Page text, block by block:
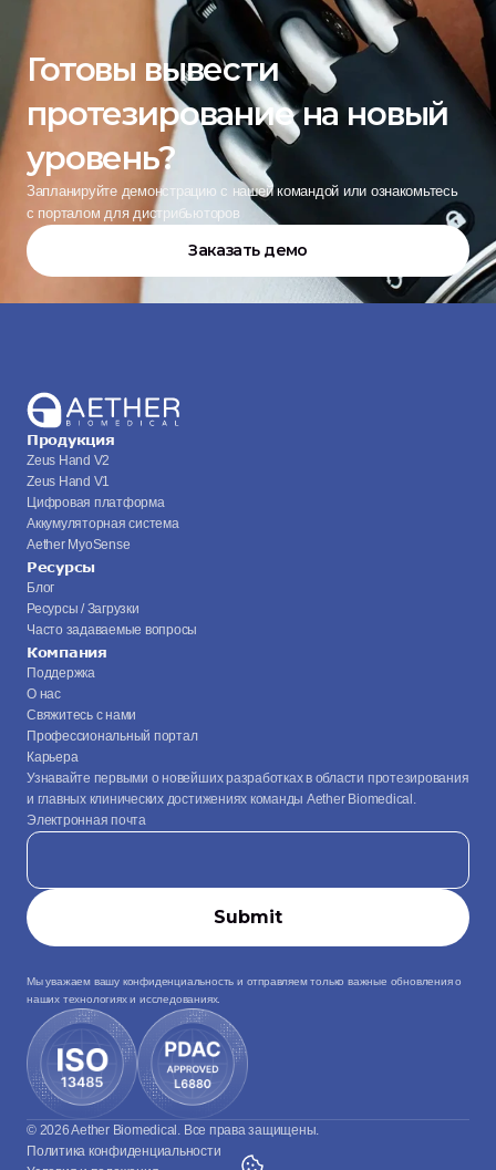
Готовы вывести
протезирование на новый
уровень?
Запланируйте демонстрацию с нашей командой или ознакомьтесь
с порталом для дистрибьюторов
Заказать демо
Продукция
Zeus Hand V2
Zeus Hand V1
Цифровая платформа
Аккумуляторная система
Aether MyoSense
Ресурсы
Блог
Ресурсы / Загрузки
Часто задаваемые вопросы
Компания
Поддержка
О нас
Свяжитесь с нами
Профессиональный портал
Карьера
Узнавайте первыми о новейших разработках в области протезирования
и главных клинических достижениях команды Aether Biomedical.
Электронная почта
Мы уважаем вашу конфиденциальность и отправляем только важные обновления о
наших технологиях и исследованиях.
© 2026 Aether Biomedical. Все права защищены.
Политика конфиденциальности